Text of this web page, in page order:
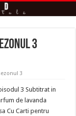
3
3
3 Subtitrat in
de lavanda
Cu Carti pentru